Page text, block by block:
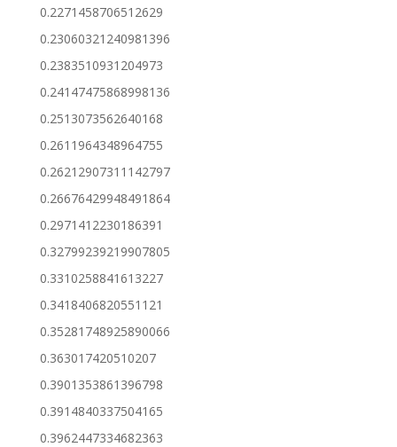
0.2271458706512629
0.23060321240981396
0.2383510931204973
0.24147475868998136
0.2513073562640168
0.2611964348964755
0.26212907311142797
0.26676429948491864
0.2971412230186391
0.32799239219907805
0.3310258841613227
0.3418406820551121
0.35281748925890066
0.363017420510207
0.3901353861396798
0.3914840337504165
0.3962447334682363